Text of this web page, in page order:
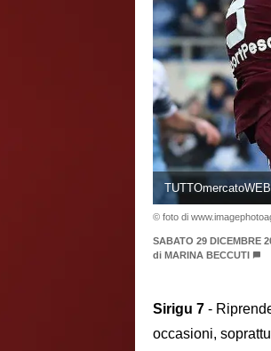
© foto di
SABATO 29 DICEMBRE
di MARINA BECCUTI
Sirigu 7 -
occasioni,